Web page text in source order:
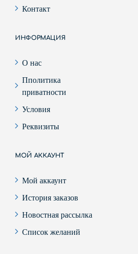
Контакт
ИНФОРМАЦИЯ
О нас
Пполитика
приватности
Условия
Реквизиты
МОЙ АККАУНТ
Мой аккаунт
История заказов
Новостная рассылка
Список желаний